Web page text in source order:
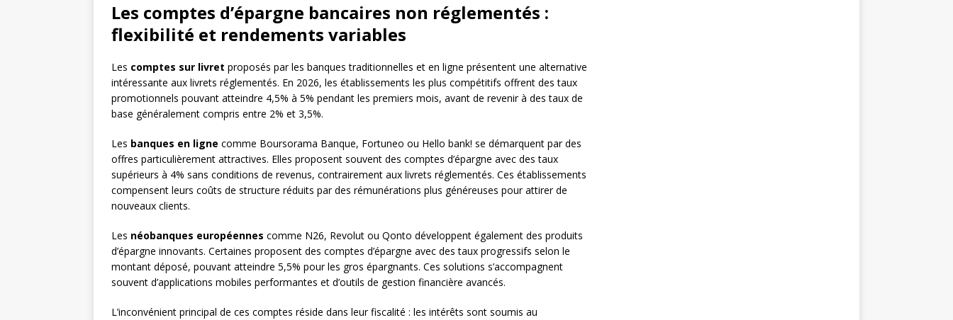
Les comptes d’épargne bancaires non réglementés :
flexibilité et rendements variables
Les comptes sur livret proposés par les banques traditionnelles et en ligne présentent une alternative
intéressante aux livrets réglementés. En 2026, les établissements les plus compétitifs offrent des taux
promotionnels pouvant atteindre 4,5% à 5% pendant les premiers mois, avant de revenir à des taux de
base généralement compris entre 2% et 3,5%.
Les banques en ligne comme Boursorama Banque, Fortuneo ou Hello bank! se démarquent par des
offres particulièrement attractives. Elles proposent souvent des comptes d’épargne avec des taux
supérieurs à 4% sans conditions de revenus, contrairement aux livrets réglementés. Ces établissements
compensent leurs coûts de structure réduits par des rémunérations plus généreuses pour attirer de
nouveaux clients.
Les néobanques européennes comme N26, Revolut ou Qonto développent également des produits
d’épargne innovants. Certaines proposent des comptes d’épargne avec des taux progressifs selon le
montant déposé, pouvant atteindre 5,5% pour les gros épargnants. Ces solutions s’accompagnent
souvent d’applications mobiles performantes et d’outils de gestion financière avancés.
L’inconvénient principal de ces comptes réside dans leur fiscalité : les intérêts sont soumis au